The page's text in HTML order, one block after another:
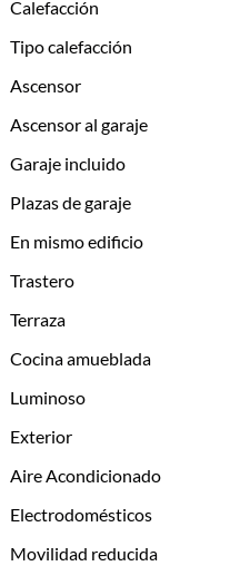
Calefacción
Tipo calefacción
Ascensor
Ascensor al garaje
Garaje incluido
Plazas de garaje
En mismo edificio
Trastero
Terraza
Cocina amueblada
Luminoso
Exterior
Aire Acondicionado
Electrodomésticos
Movilidad reducida